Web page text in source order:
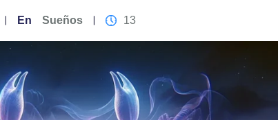
En Sueños 13